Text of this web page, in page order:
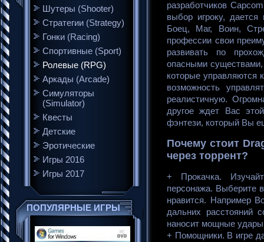
Шутеры (Shooter)
Стратегии (Strategy)
Гонки (Racing)
Спортивные (Sport)
Ролевые (RPG)
Аркады (Arcade)
Симуляторы
(Simulator)
Квесты
Детские
Эротические
Игры 2016
Игры 2017
ПОПУЛЯРНЫЕ ИГРЫ
разработчиков
выбор игроку, дается
Боец, Маг, Воин,
профессии свои
развивать по
опасными
которые управляются
возможность
реалистичную.
другое ждет Вас
фэнтези, который Вы
Почему стоит
через торрент?
+ Прокачка.
персонажа. Выберите
нравится. Например
дальних расстояний
наносит мощные
+ Помощники. В игре